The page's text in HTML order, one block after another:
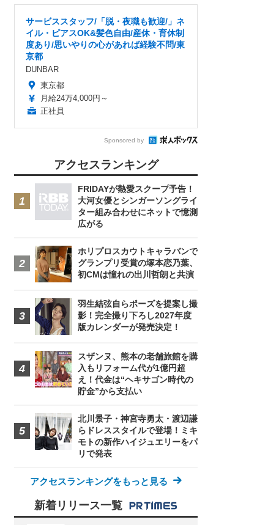
サービススタッフ/「脱・夜職も歓迎/」ネ
イル・ピアスOK&髪色自由/産休・育休制
度あり/思いやりの心があれば経験不問/東
京都
DUNBAR
東京都
月給24万4,000円～
正社員
Sponsored by
アクセスランキング
FRIDAYが熱愛スクープ予告！
大河女優とシンガーソングライ
ター組み合わせにネットで憶測
広がる
ホリプロスカウトキャラバンで
グランプリ受賞の塚本恋乃葉、
初CMは憧れの出川哲朗と共演
羽生結弦自らポーズを提案し撮
影！完全撮り下ろし2027年度
版カレンダーが発売決定！
スザンヌ、熊本の老舗旅館を購
入もリフォーム代が1億円超
え！代金は“ヘキサゴン時代の
貯金”から支払い
北川景子・神宮寺勇太・渡辺謙
らドレススタイルで登場！ミキ
モトの新作ハイジュエリーをパ
リで発表
アクセスランキングをもっと見る
新着リリース一覧